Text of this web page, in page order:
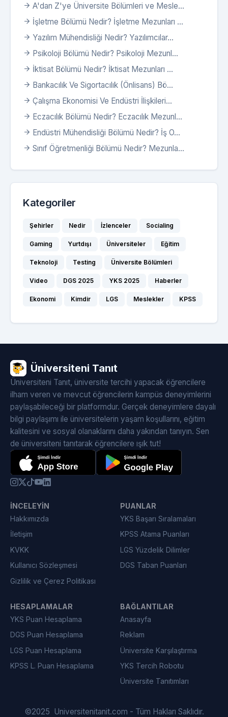
A'dan Z'ye Üniversite Bölümleri ve Mesle...
İşletme Bölümü Nedir? İşletme Mezunları ...
Yazılım Mühendisliği Nedir? Yazılımcılar...
Psikoloji Bölümü Nedir? Psikoloji Mezunl...
İktisat Bölümü Nedir? İktisat Mezunları ...
Bankacılık Ve Sigortacılık (Önlisans) Bö...
Çalışma Ekonomisi Ve Endüstri İlişkileri...
Eczacılık Bölümü Nedir? Eczacılık Mezunl...
Endüstri Mühendisliği Bölümü Nedir? İş O...
Sınıf Öğretmenliği Bölümü Nedir? Mezunla...
Kategoriler
Şehirler Nedir İzlenceler Socialing
Gaming Yurtdışı Üniversiteler Eğitim
Teknoloji Testing Üniversite Bölümleri
Video DGS 2025 YKS 2025 Haberler
Ekonomi Kimdir LGS Meslekler KPSS
Üniversiteni Tanıt
Üniversiteni Tanıt, üniversite tercihi yapacak öğrencilere
ilham veren ve mevcut öğrencilerin kampüs deneyimlerini
paylaşabileceği bir platformdur. Gerçek deneyimlere dayalı
bilgi paylaşımı ile üniversitelerin yaşam koşullarını, eğitim
kalitesini ve sosyal olanaklarını daha yakından tanıyın. Sen
de üniversiteni tanıtarak öğrencilere ışık tut!
İNCELEYIN
Hakkımızda
İletişim
KVKK
Kullanıcı Sözleşmesi
Gizlilik ve Çerez Politikası
PUANLAR
YKS Başarı Sıralamaları
KPSS Atama Puanları
LGS Yüzdelik Dilimler
DGS Taban Puanları
HESAPLAMALAR
YKS Puan Hesaplama
DGS Puan Hesaplama
LGS Puan Hesaplama
KPSS L. Puan Hesaplama
BAĞLANTILAR
Anasayfa
Reklam
Üniversite Karşılaştırma
YKS Tercih Robotu
Üniversite Tanıtımları
©2025 Universitenitanit.com - Tüm Hakları Saklıdır.